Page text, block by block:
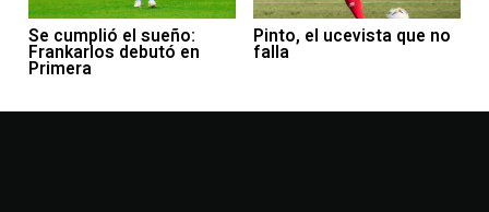
Se cumplió el sueño:
Frankarlos debutó en
Primera
Pinto, el ucevista que no
falla